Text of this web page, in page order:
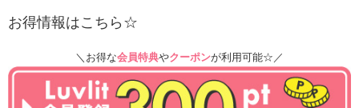
お得情報はこちら☆
＼お得な会員特典やクーポンが利用可能☆／